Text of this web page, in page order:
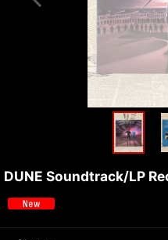
DUNE Soundtrack/LP